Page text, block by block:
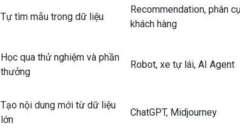
Tự tìm mẫu trong dữ liệu
Recommendation, phân
khách hàng
Học qua thử nghiệm và phần
thưởng
Robot, xe tự lái, AI Agent
Tạo nội dung mới từ dữ liệu
lớn
ChatGPT, Midjourney